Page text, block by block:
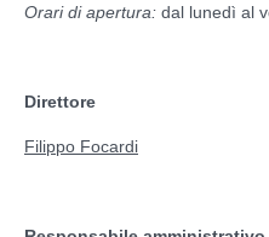
Orari di apertura: dal lunedì al
Direttore
Filippo Focardi